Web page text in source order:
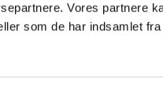
Vores partnere
som de har indsamlet fra